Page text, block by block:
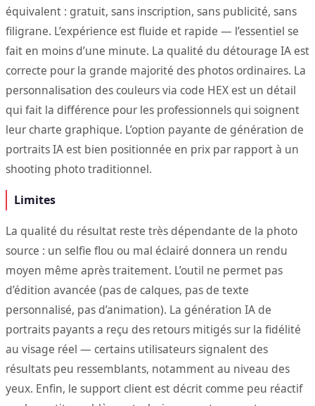
équivalent : gratuit, sans inscription, sans publicité, sans
filigrane. L’expérience est fluide et rapide — l’essentiel se
fait en moins d’une minute. La qualité du détourage IA est
correcte pour la grande majorité des photos ordinaires. La
personnalisation des couleurs via code HEX est un détail
qui fait la différence pour les professionnels qui soignent
leur charte graphique. L’option payante de génération de
portraits IA est bien positionnée en prix par rapport à un
shooting photo traditionnel.
Limites
La qualité du résultat reste très dépendante de la photo
source : un selfie flou ou mal éclairé donnera un rendu
moyen même après traitement. L’outil ne permet pas
d’édition avancée (pas de calques, pas de texte
personnalisé, pas d’animation). La génération IA de
portraits payants a reçu des retours mitigés sur la fidélité
au visage réel — certains utilisateurs signalent des
résultats peu ressemblants, notamment au niveau des
yeux. Enfin, le support client est décrit comme peu réactif